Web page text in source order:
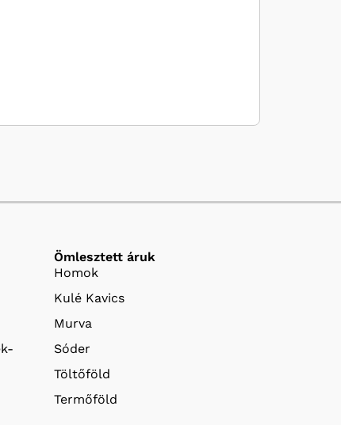
Ömlesztett áruk
Homok
Kulé Kavics
Murva
Sóder
Töltőföld
Termőföld